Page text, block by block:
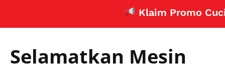
Klaim Promo Cuci AC
Selamatkan Mesin